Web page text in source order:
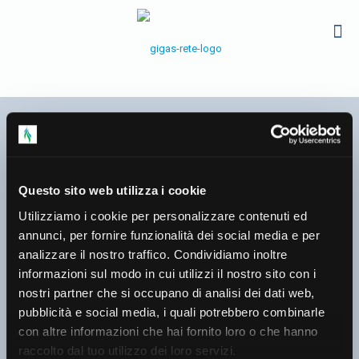
Questo sito web utilizza i cookie
Utilizziamo i cookie per personalizzare contenuti ed
annunci, per fornire funzionalità dei social media e per
analizzare il nostro traffico. Condividiamo inoltre
informazioni sul modo in cui utilizzi il nostro sito con i
nostri partner che si occupano di analisi dei dati web,
pubblicità e social media, i quali potrebbero combinarle
con altre informazioni che hai fornito loro o che hanno
raccolto dal tuo utilizzo dei loro servizi.
Monitoraggio della
pressione di esercizio nelle
reti di distribuzione in bassa
pressione (Gennaio 2026)